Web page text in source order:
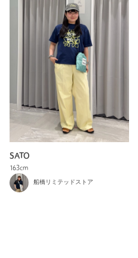
SATO
163cm
船橋リミテッドストア